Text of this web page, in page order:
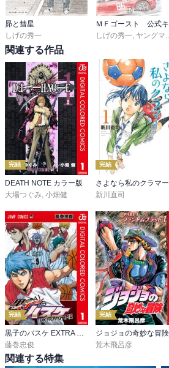
昴と彗星
しげの秀一
しげの秀一 ヤングマガジン編集部
関連する作品
完結
DEATH NOTE カラー版
大場つぐみ, 小畑健
完結
さよなら私のクラマー
新川直司
完結
藤巻忠俊
完結
荒木飛呂彦
関連する特集